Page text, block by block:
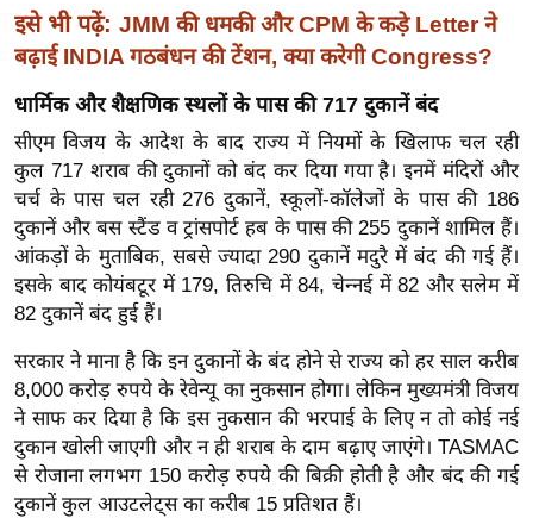
ज
न
ग
त
बॉ
ली
वु
ड
हॉ
वु
ड
फि
ल्म
स
इसे भी पढ़ें: JMM की धमकी और CPM के कड़े Letter ने
बढ़ाई INDIA गठबंधन की टेंशन, क्या करेगी Congress?
धार्मिक और शैक्षणिक स्थलों के पास की 717 दुकानें बंद
सीएम विजय के आदेश के बाद राज्य में नियमों के खिलाफ चल रही
कुल 717 शराब की दुकानों को बंद कर दिया गया है। इनमें मंदिरों और
चर्च के पास चल रही 276 दुकानें, स्कूलों-कॉलेजों के पास की 186
दुकानें और बस स्टैंड व ट्रांसपोर्ट हब के पास की 255 दुकानें शामिल हैं।
आंकड़ों के मुताबिक, सबसे ज्यादा 290 दुकानें मदुरै में बंद की गई हैं।
इसके बाद कोयंबटूर में 179, तिरुचि में 84, चेन्नई में 82 और सलेम में
82 दुकानें बंद हुई हैं।
सरकार ने माना है कि इन दुकानों के बंद होने से राज्य को हर साल करीब
8,000 करोड़ रुपये के रेवेन्यू का नुकसान होगा। लेकिन मुख्यमंत्री विजय
ने साफ कर दिया है कि इस नुकसान की भरपाई के लिए न तो कोई नई
दुकान खोली जाएगी और न ही शराब के दाम बढ़ाए जाएंगे। TASMAC
से रोजाना लगभग 150 करोड़ रुपये की बिक्री होती है और बंद की गई
दुकानें कुल आउटलेट्स का करीब 15 प्रतिशत हैं।